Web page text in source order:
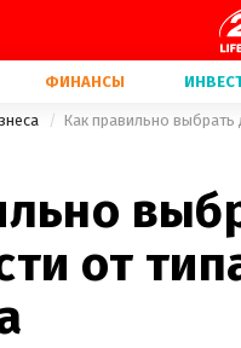
ФИНАНСЫ
Как правильно
от